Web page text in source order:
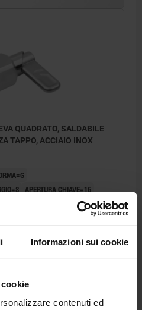
Informazioni sui cookie
contenuti ed
QUADRATO, SALDABILE
TAPPO, ACCIAIO INOX
APERTURA CHIAVE=16